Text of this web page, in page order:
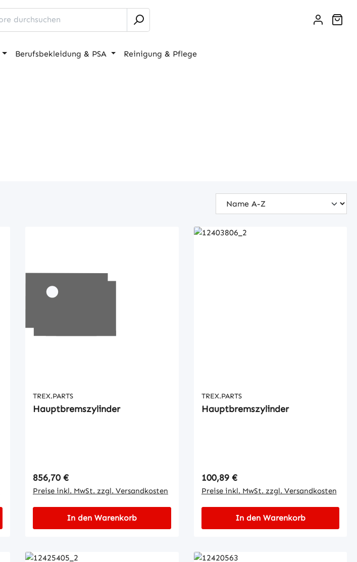
Berufsbekleidung & PSA Reinigung & Pflege
TREX.PARTS
Hauptbremszylinder
Regulärer Preis:
856,70 €
Preise inkl. MwSt. zzgl. Versandkosten
In den Warenkorb
TREX.PARTS
Hauptbremszylinder
Regulärer Preis:
100,89 €
Preise inkl. MwSt. zzgl. Versandkosten
In den Warenkorb